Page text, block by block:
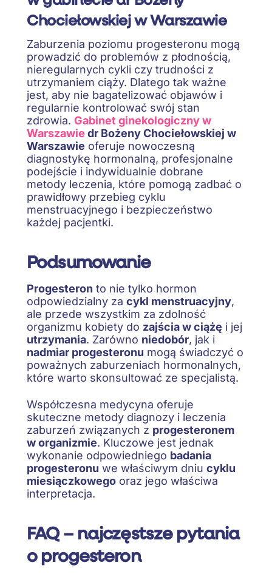
Chociełowskiej w Warszawie
Zaburzenia poziomu progesteronu mogą
prowadzić do problemów z płodnością,
nieregularnych cykli czy trudności z
utrzymaniem ciąży. Dlatego tak ważne
jest, aby nie bagatelizować objawów i
regularnie kontrolować swój stan
zdrowia. Gabinet ginekologiczny w
Warszawie dr Bożeny Chociełowskiej w
Warszawie oferuje nowoczesną
diagnostykę hormonalną, profesjonalne
podejście i indywidualnie dobrane
metody leczenia, które pomogą zadbać o
prawidłowy przebieg cyklu
menstruacyjnego i bezpieczeństwo
każdej pacjentki.
Podsumowanie
Progesteron to nie tylko hormon
odpowiedzialny za cykl menstruacyjny,
ale przede wszystkim za zdolność
organizmu kobiety do zajścia w ciążę i jej
utrzymania. Zarówno niedobór, jak i
nadmiar progesteronu mogą świadczyć o
poważnych zaburzeniach hormonalnych,
które warto skonsultować ze specjalistą.
Współczesna medycyna oferuje
skuteczne metody diagnozy i leczenia
zaburzeń związanych z progesteronem
w organizmie. Kluczowe jest jednak
wykonanie odpowiedniego badania
progesteronu we właściwym dniu cyklu
miesiączkowego oraz jego właściwa
interpretacja.
FAQ – najczęstsze pytania
o progesteron